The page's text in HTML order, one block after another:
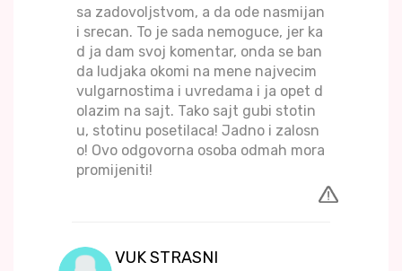
sa zadovoljstvom, a da ode nasmijan
i srecan. To je sada nemoguce, jer ka
d ja dam svoj komentar, onda se ban
da ludjaka okomi na mene najvecim
vulgarnostima i uvredama i ja opet d
olazim na sajt. Tako sajt gubi stotin
u, stotinu posetilaca! Jadno i zalosn
o! Ovo odgovorna osoba odmah mora
promijeniti!
VUK STRASNI